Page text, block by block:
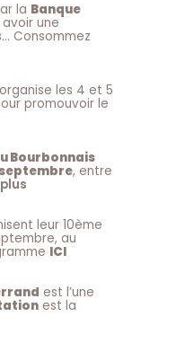
la Banque
une
Consommez
organise les 4 et 5
promouvoir le
Bourbonnais
septembre, entre
leur 10ème
au
ICI
est l’une
est la